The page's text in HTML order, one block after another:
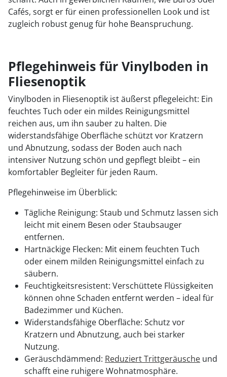
Cafés, sorgt er für einen professionellen Look und ist
zugleich robust genug für hohe Beanspruchung.
Pflegehinweis für Vinylboden in
Fliesenoptik
Vinylboden in Fliesenoptik ist äußerst pflegeleicht: Ein
feuchtes Tuch oder ein mildes Reinigungsmittel
reichen aus, um ihn sauber zu halten. Die
widerstandsfähige Oberfläche schützt vor Kratzern
und Abnutzung, sodass der Boden auch nach
intensiver Nutzung schön und gepflegt bleibt – ein
komfortabler Begleiter für jeden Raum.
Pflegehinweise im Überblick:
Tägliche Reinigung: Staub und Schmutz lassen sich
leicht mit einem Besen oder Staubsauger
entfernen.
Hartnäckige Flecken: Mit einem feuchten Tuch
oder einem milden Reinigungsmittel einfach zu
säubern.
Feuchtigkeitsresistent: Verschüttete Flüssigkeiten
können ohne Schaden entfernt werden – ideal für
Badezimmer und Küchen.
Widerstandsfähige Oberfläche: Schutz vor
Kratzern und Abnutzung, auch bei starker
Nutzung.
Geräuschdämmend: Reduziert Trittgeräusche und
schafft eine ruhigere Wohnatmosphäre.